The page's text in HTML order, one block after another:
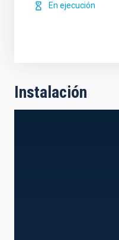
En ejecución
Instalación